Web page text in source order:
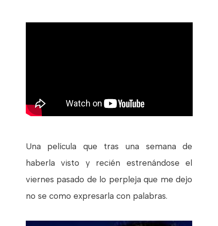
Una película que tras una semana de
haberla visto y recién estrenándose el
viernes pasado de lo perpleja que me dejo
no se como expresarla con palabras.